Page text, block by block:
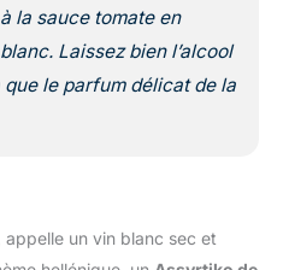
la sauce tomate en
Laissez bien l’alcool
que le parfum délicat de la
un vin blanc sec et